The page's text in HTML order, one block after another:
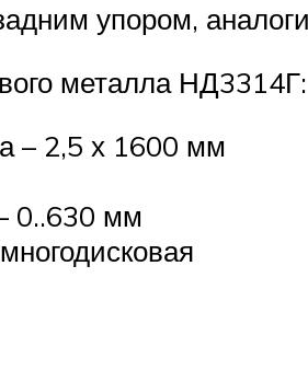
упором,
металла НД3314Г:
– 2,5 х 1600 мм
0..630 мм